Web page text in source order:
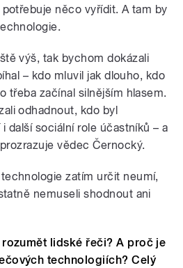
něco vyřídit. A tam by
výš, tak bychom dokázali
– kdo mluvil jak dlouho, kdo
třeba začínal silnějším hlasem.
odhadnout, kdo byl
další sociální role účastníků – a
vědec Černocký.
zatím určit neumí,
nemuseli shodnout ani
lidské řeči? A proč je
technologiích? Celý